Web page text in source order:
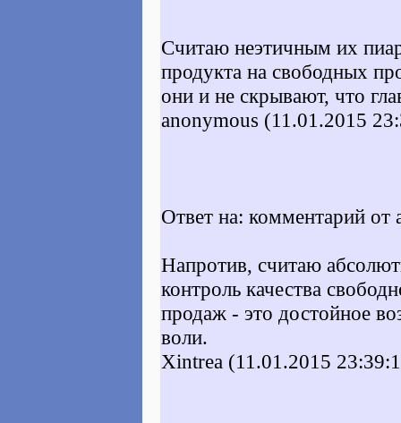
Считаю неэтичным их
продукта на свободных
они и не скрывают, что
anonymous (11.01.2015
Ответ на: комментарий
Напротив, считаю
контроль качества
продаж - это достойное
воли.
Xintrea (11.01.2015